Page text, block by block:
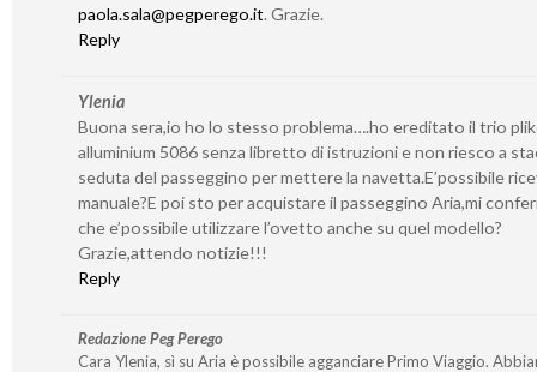
paola.sala@pegperego.it. Grazie.
Reply
Ylenia
Buona sera,io ho lo stesso problema….ho ereditato il trio
alluminium 5086 senza libretto di istruzioni e non riesco a
seduta del passeggino per mettere la navetta.E’possibile
manuale?E poi sto per acquistare il passeggino Aria,mi
che e’possibile utilizzare l’ovetto anche su quel modello?
Grazie,attendo notizie!!!
Reply
Redazione Peg Perego
Cara Ylenia, sì su Aria è possibile agganciare Primo Viaggio.